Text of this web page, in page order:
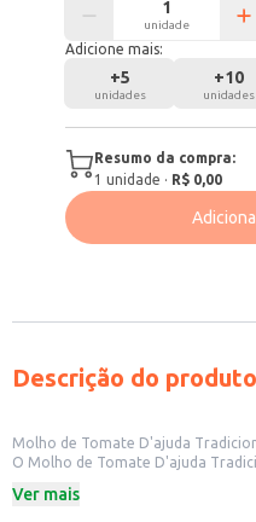
unidade
Adicione mais:
+5
unidades
+10
unidades
Resumo da compra:
1 unidade · R$ 0,00
Descrição do produto
Molho de Tomate D'ajuda
O Molho de Tomate D'ajuda
quem busca um produto com bom
Ver mais